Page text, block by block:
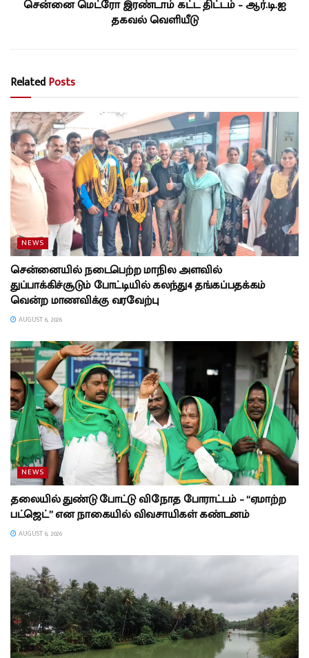
சென்னை மெட்ரோ இரண்டாம் கட்ட திட்டம் – ஆர்.டி.ஐ
தகவல் வெளியீடு
RelatedPosts
NEWS
சென்னையில் நடைபெற்ற மாநில அளவில்
துப்பாக்கிச்சூடும் போட்டியில் கலந்து4 தங்கப்பதக்கம்
வென்ற மாணவிக்கு வரவேற்பு
AUGUST 6, 2026
NEWS
தலையில் துண்டு போட்டு விநோத போராட்டம் – “ஏமாற்ற
பட்ஜெட்” என நாகையில் விவசாயிகள் கண்டனம்
AUGUST 6, 2026